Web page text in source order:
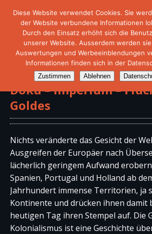
Doku – Imperium –
Goldes
Nichts veränderte das Gesicht der
Ausgreifen der Europäer nach
lächerlich geringem Aufwand
Spanien, Portugal und Holland ab
Jahrhundert immense Territorien, ja
Kontinente und drücken ihnen damit
heutigen Tag ihren Stempel auf. Die
Kolonialismus ist eine Geschichte
Diese Website verwendet Cookies. Sie
der Website verbundene Informationen
Durch den Einsatz erhöht sich die
unserer Website. Ausserdem werden
Auswertungen und Werbeeinblendungen
Informationen finden sich in der
Zustimmen Ablehnen